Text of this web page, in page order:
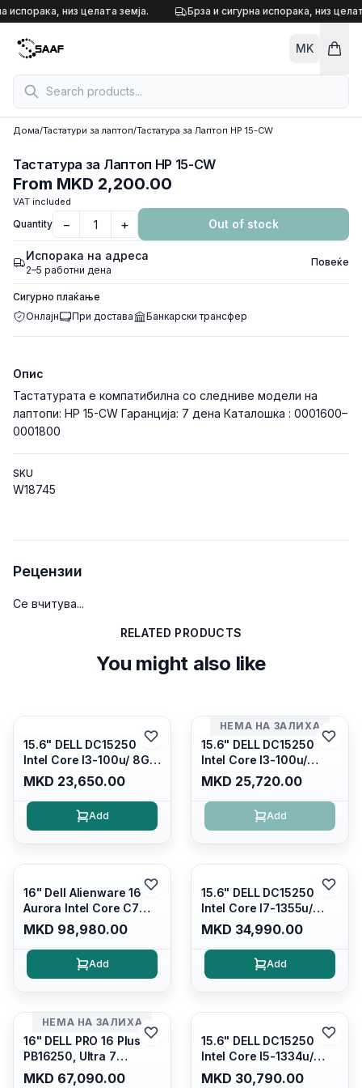
Skip to content
испорака, низ целата земја. Брза и сигурна испорака, низ
MK
Дома/Тастатури за лаптоп/Тастатура за Лаптоп HP 15-CW
Тастатура за Лаптоп HP 15-CW
From MKD 2,200.00
VAT included
Quantity − + Out of stock
Испорака на адреса
2–5 работни дена
Повеќе
Сигурно плаќање
Онлајн
При достава Банкарски трансфер
Опис
Тастатурата е компатибилна со следниве модели на
лаптопи: HP 15-CW Гаранција: 7 дена Каталошка : 0001600–
0001800
SKU
W18745
Рецензии
Се вчитува...
RELATED PRODUCTS
You might also like
15.6" DELL DC15250
Intel Core I3-100u/ 8GB
DDR4/ 512GB SSD M.2/
Iris Xe Graphics/ 120Hz
Anti-glare LED Display/
Backlit Kb/ Platinum
MKD 23,650.00
Add
НЕМА НА ЗАЛИХА
15.6" DELL DC15250
Intel Core I3-100u/
16GB DDR4/ 512GB SSD
M.2/ Iris Xe Graphics/
120Hz Anti-glare LED
Display/ Backlit Kb/
MKD 25,720.00
Add
16" Dell Alienware 16
Aurora Intel Core C7
240H /16GB RAM DDR5
5600mhz/ 1TB SSD M.2
Nvme/rtx4050 6GB/
Wqxga(2560x1600)
Win 11 Home/
MKD 98,980.00
Add
15.6" DELL DC15250
Intel Core I7-1355u/
16GB DDR4 / 512GB SSD
M.2 2230/ Intel UHD
Graphics/ 120Hz Anti-
glare FULLHD LED
MKD 34,990.00
Add
НЕМА НА ЗАЛИХА
16" DELL PRO 16 Plus
PB16250, Ultra 7
265U/16GB RAM (1x
MKD 67,090.00
15.6" DELL DC15250
Intel Core I5-1334u/
16GB DDR4 (1x16gb
MKD 30,790.00